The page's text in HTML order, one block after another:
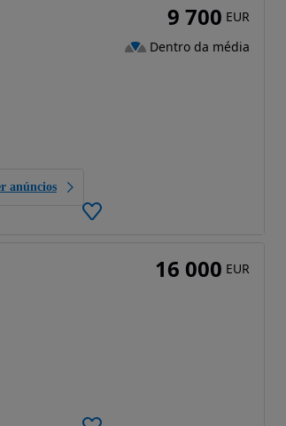
anúncios
9 700 EUR
Dentro da média
16 000 EUR